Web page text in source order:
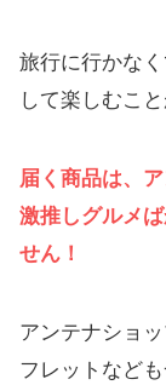
旅行に行かな
して楽しむこ
届く商品は、
激推しグルメ
せん！
アンテナショ
フレットなど